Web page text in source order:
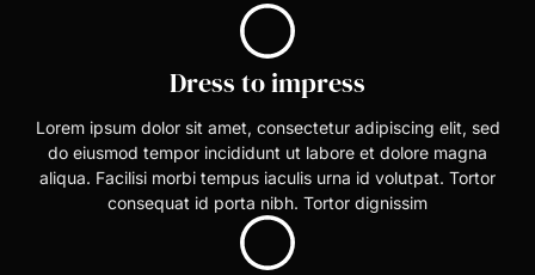
Dress to impress
Lorem ipsum dolor sit amet, consectetur adipiscing elit, sed
do eiusmod tempor incididunt ut labore et dolore magna
aliqua. Facilisi morbi tempus iaculis urna id volutpat. Tortor
consequat id porta nibh. Tortor dignissim